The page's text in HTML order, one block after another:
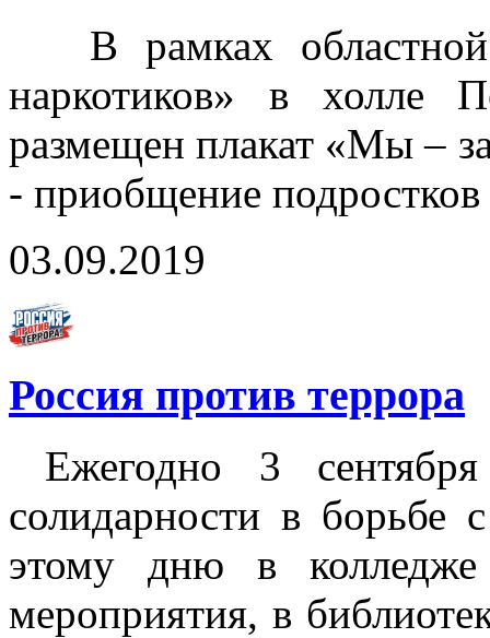
В рамках областной
наркотиков» в холле
размещен плакат «Мы –
- приобщение
03.09.2019
Россия против террора
Ежегодно 3
солидарности в борьбе
этому дню в колледже
мероприятия, в